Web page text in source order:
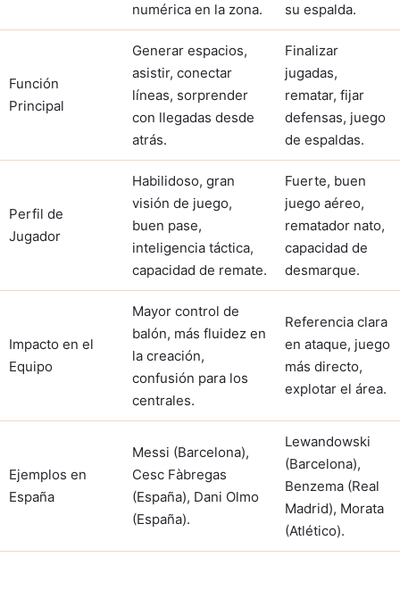
numérica en la zona.
su espalda.
Función
Principal
Generar espacios,
asistir, conectar
líneas, sorprender
con llegadas desde
atrás.
Finalizar
jugadas,
rematar, fijar
defensas, juego
de espaldas.
Perfil de
Jugador
Habilidoso, gran
visión de juego,
buen pase,
inteligencia táctica,
capacidad de remate.
Fuerte, buen
juego aéreo,
rematador nato,
capacidad de
desmarque.
Impacto en el
Equipo
Mayor control de
balón, más fluidez en
la creación,
confusión para los
centrales.
Referencia clara
en ataque, juego
más directo,
explotar el área.
Ejemplos en
España
Messi (Barcelona),
Cesc Fàbregas
(España), Dani Olmo
(España).
Lewandowski
(Barcelona),
Benzema (Real
Madrid), Morata
(Atlético).